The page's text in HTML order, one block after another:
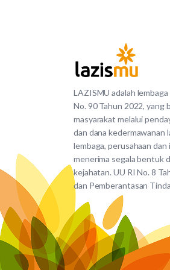
LAZISMU adalah
No. 90 Tahun 2022, yang
masyarakat melalui
dan dana kedermawanan
lembaga, perusahaan
menerima segala bentuk
kejahatan. UU RI No. 8
dan Pemberantasan